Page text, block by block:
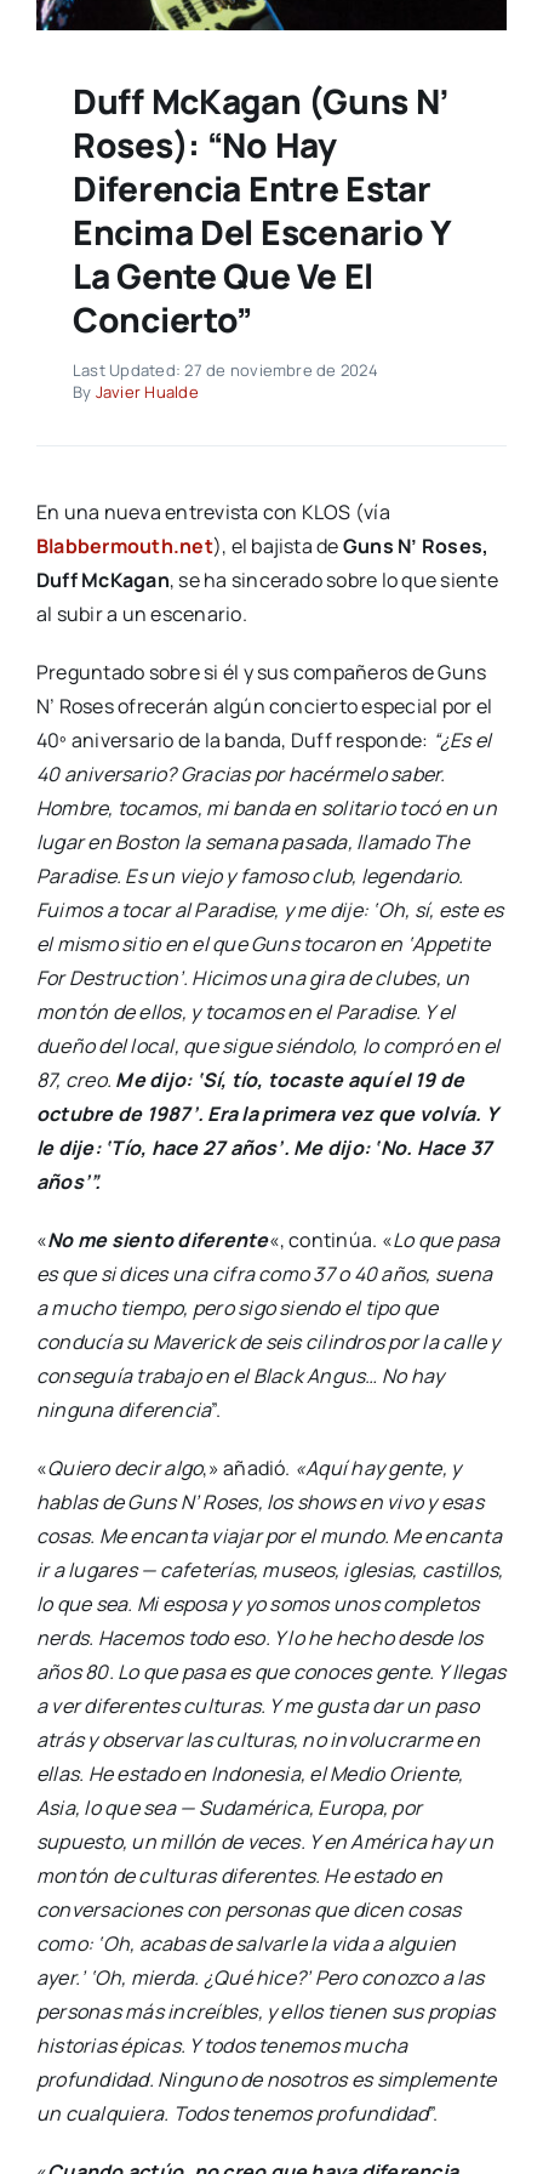
Duff McKagan (Guns N’
Roses): “No Hay
Diferencia Entre Estar
Encima Del Escenario Y
La Gente Que Ve El
Concierto”
Last Updated: 27 de noviembre de 2024
By Javier Hualde
En una nueva entrevista con KLOS (vía
Blabbermouth.net), el bajista deGuns N’ Roses,
Duff McKagan, se ha sincerado sobre lo que siente
al subir a un escenario.
Preguntado sobre si él y sus compañeros de Guns
N’ Roses ofrecerán algún concierto especial por el
40º aniversario de la banda, Duff responde: “¿Es el
40 aniversario? Gracias por hacérmelo saber.
Hombre, tocamos, mi banda en solitario tocó en un
lugar en Boston la semana pasada, llamado The
Paradise. Es un viejo y famoso club, legendario.
Fuimos a tocar al Paradise, y me dije: ‘Oh, sí, este es
el mismo sitio en el que Guns tocaron en ‘Appetite
For Destruction’. Hicimos una gira de clubes, un
montón de ellos, y tocamos en el Paradise. Y el
dueño del local, que sigue siéndolo, lo compró en el
87, creo. Me dijo: ‘Sí, tío, tocaste aquí el 19 de
octubre de 1987’. Era la primera vez que volvía. Y
le dije: ‘Tío, hace 27 años’. Me dijo: ‘No. Hace 37
años’”.
«No me siento diferente«, continúa. «Lo que pasa
es que si dices una cifra como 37 o 40 años, suena
a mucho tiempo, pero sigo siendo el tipo que
conducía su Maverick de seis cilindros por la calle y
conseguía trabajo en el Black Angus… No hay
ninguna diferencia”.
«Quiero decir algo,» añadió. «Aquí hay gente, y
hablas de Guns N’ Roses, los shows en vivo y esas
cosas. Me encanta viajar por el mundo. Me encanta
ir a lugares — cafeterías, museos, iglesias, castillos,
lo que sea. Mi esposa y yo somos unos completos
nerds. Hacemos todo eso. Y lo he hecho desde los
años 80. Lo que pasa es que conoces gente. Y llegas
a ver diferentes culturas. Y me gusta dar un paso
atrás y observar las culturas, no involucrarme en
ellas. He estado en Indonesia, el Medio Oriente,
Asia, lo que sea — Sudamérica, Europa, por
supuesto, un millón de veces. Y en América hay un
montón de culturas diferentes. He estado en
conversaciones con personas que dicen cosas
como: ‘Oh, acabas de salvarle la vida a alguien
ayer.’ ‘Oh, mierda. ¿Qué hice?’ Pero conozco a las
personas más increíbles, y ellos tienen sus propias
historias épicas. Y todos tenemos mucha
profundidad. Ninguno de nosotros es simplemente
un cualquiera. Todos tenemos profundidad”.